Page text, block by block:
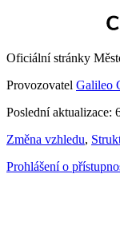
Oficiální stránky
Provozovatel Galileo
Poslední aktualizace:
Změna vzhledu,
Prohlášení o